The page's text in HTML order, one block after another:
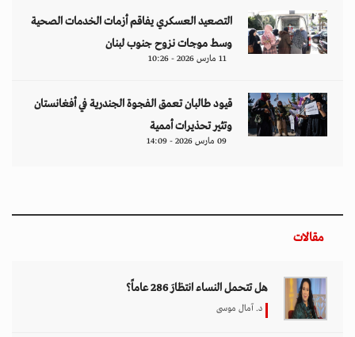
التصعيد العسكري يفاقم أزمات الخدمات الصحية
وسط موجات نزوح جنوب لبنان
11 مارس 2026 - 10:26
قيود طالبان تعمق الفجوة الجندرية في أفغانستان
وتثير تحذيرات أممية
09 مارس 2026 - 14:09
مقالات
هل تتحمل النساء انتظارَ 286 عاماً؟
د. آمال موسى